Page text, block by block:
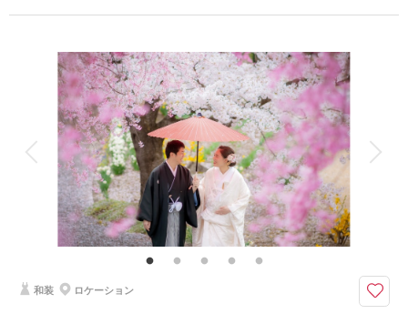
相談予約する
撮影料 新婦衣装2着 新郎衣装1着
着付け ヘアメイク 小物一式
アルバム 10 P データ 100 カット 台紙付写真
衣装追加 会食 挙式
家族と撮影 家族用衣装レンタル ペットと撮影
その他含むもの
福島県内出張料
白無垢と色打掛での撮影プラン
福島県内であれば出張料無料で撮影可能！
和装 ロケーション